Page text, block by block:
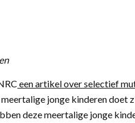
een artikel over selectief
meertalige jonge kinderen
deze meertalige jonge